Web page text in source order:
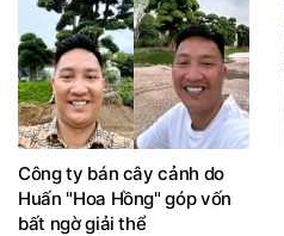
Công ty bán cây cảnh do
Huấn "Hoa Hồng" góp vốn
bất ngờ giải thể